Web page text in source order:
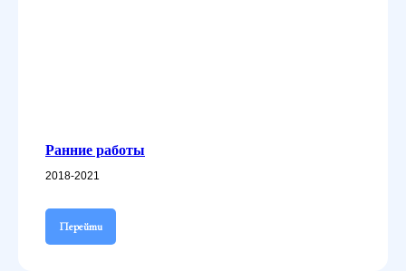
Ранние работы
2018-2021
Перейти